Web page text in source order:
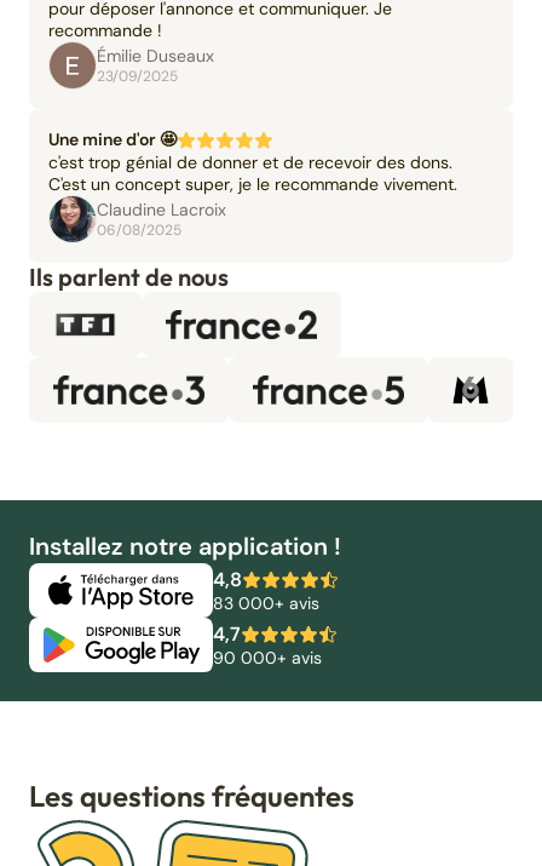
pour déposer l'annonce et communiquer. Je
recommande !
Émilie Duseaux
23/09/2025
Une mine d'or 🤩
c'est trop génial de donner et de recevoir des dons.
C'est un concept super, je le recommande vivement.
Claudine Lacroix
06/08/2025
Ils parlent de nous
Installez notre application !
4,8
83 000+ avis
4,7
90 000+ avis
Les questions fréquentes